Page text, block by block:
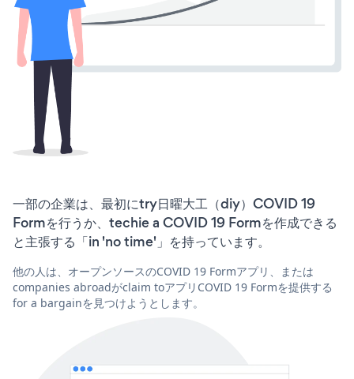
一部の企業は、最初にtry日曜大工（diy）COVID 19
Formを行うか、techie a COVID 19 Formを作成できる
と主張する「in 'no time'」を持っています。
他の人は、オープンソースのCOVID 19 Formアプリ、または
companies abroadがclaim toアプリCOVID 19 Formを提供する
for a bargainを見つけようとします。